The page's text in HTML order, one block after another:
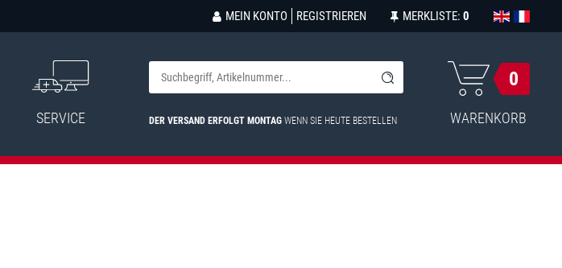
MEIN KONTO REGISTRIEREN MERKLISTE: 0
SERVICE DER VERSAND ERFOLGT MONTAG WENN SIE HEUTE BESTELLEN
0
WARENKORB